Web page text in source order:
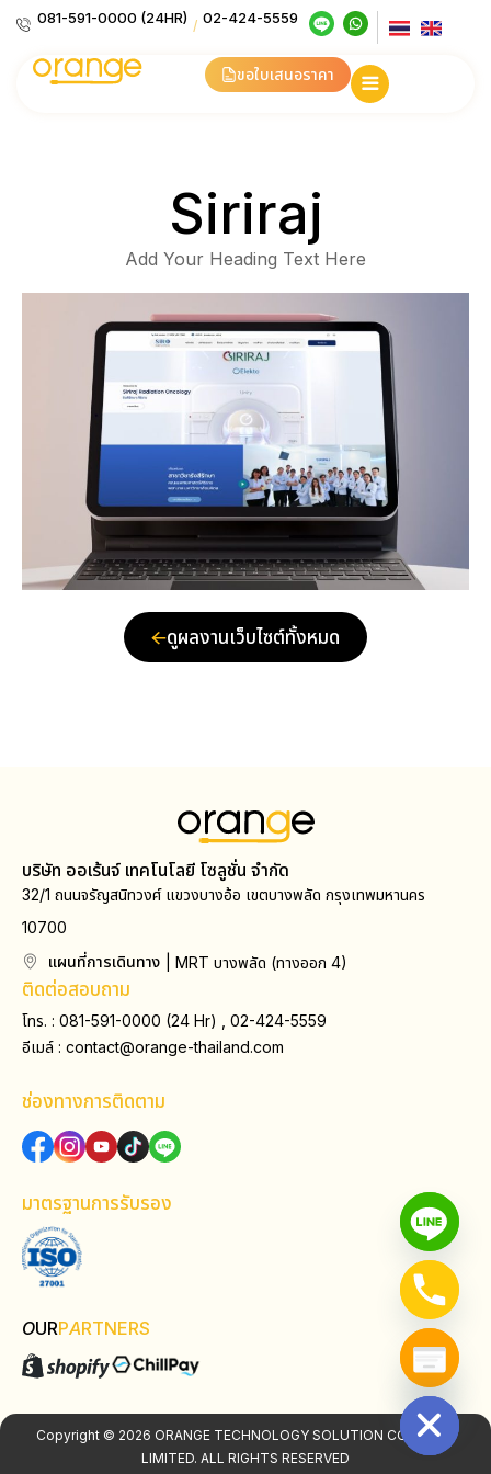
081-591-0000 (24HR) / 02-424-5559
ขอใบเสนอราคา
Siriraj
Add Your Heading Text Here
ดูผลงานเว็บไซต์ทั้งหมด
บริษัท ออเร้นจ์ เทคโนโลยี โซลูชั่น จำกัด
32/1 ถนนจรัญสนิทวงศ์ แขวงบางอ้อ เขตบางพลัด กรุงเทพมหานคร
10700
แผนที่การเดินทาง
| MRT บางพลัด (ทางออก 4)
ติดต่อสอบถาม
โทร. : 081-591-0000 (24 Hr) , 02-424-5559
อีเมล์ : contact@orange-thailand.com
ช่องทางการติดตาม
มาตรฐานการรับรอง
OURPARTNERS
Copyright © 2026 ORANGE TECHNOLOGY SOLUTION COMPANY
LIMITED. ALL RIGHTS RESERVED
Hide chaty